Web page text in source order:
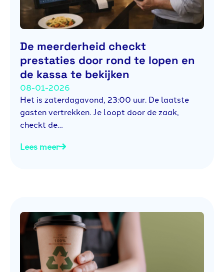
De meerderheid checkt
prestaties door rond te lopen en
de kassa te bekijken
08-01-2026
Het is zaterdagavond, 23:00 uur. De laatste
gasten vertrekken. Je loopt door de zaak,
checkt de…
Lees meer